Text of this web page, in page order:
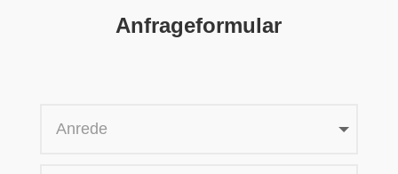
Anfrageformular